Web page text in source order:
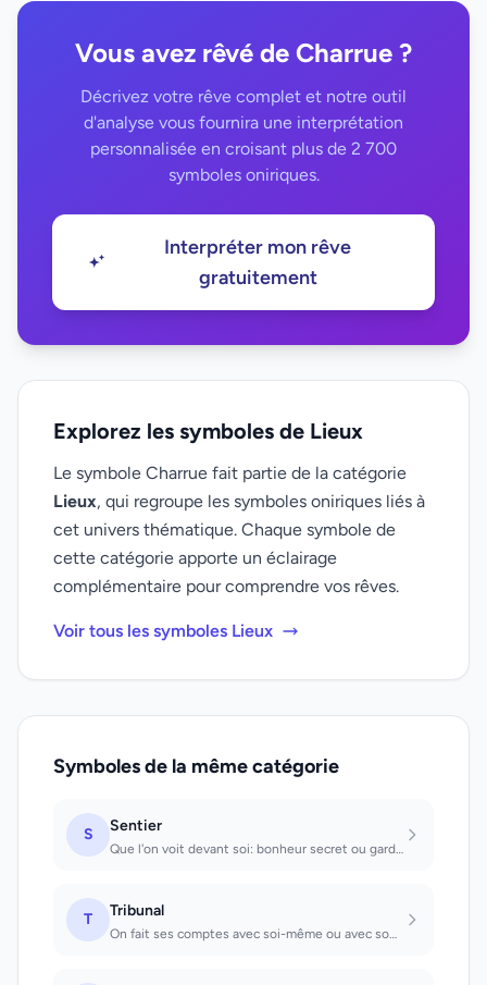
Vous avez rêvé de Charrue ?
Décrivez votre rêve complet et notre outil
d'analyse vous fournira une interprétation
personnalisée en croisant plus de 2 700
symboles oniriques.
Interpréter mon rêve
gratuitement
Explorez les symboles de Lieux
Le symbole Charrue fait partie de la catégorie
Lieux, qui regroupe les symboles oniriques liés à
cet univers thématique. Chaque symbole de
cette catégorie apporte un éclairage
complémentaire pour comprendre vos rêves.
Voir tous les symboles Lieux
Symboles de la même catégorie
S Sentier
Que l'on voit devant soi: bonheur secret ou gardé secret à l'égard de tiers. Sur...
T Tribunal
On fait ses comptes avec soi-même ou avec son entourage. Que l'on voit : on devr...